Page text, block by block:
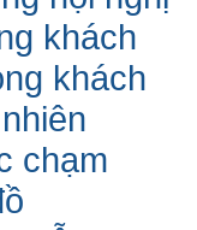
khách
khách
chạm